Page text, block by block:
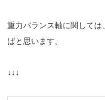
重力バランス軸に関して
ばと思います。
↓↓↓